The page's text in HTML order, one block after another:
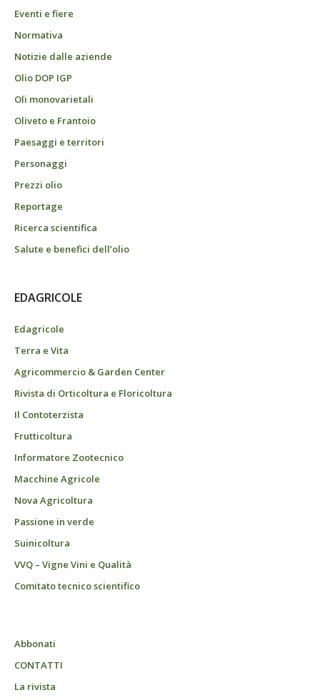
Eventi e fiere
Normativa
Notizie dalle aziende
Olio DOP IGP
Oli monovarietali
Oliveto e Frantoio
Paesaggi e territori
Personaggi
Prezzi olio
Reportage
Ricerca scientifica
Salute e benefici dell’olio
EDAGRICOLE
Edagricole
Terra e Vita
Agricommercio & Garden Center
Rivista di Orticoltura e Floricoltura
Il Contoterzista
Frutticoltura
Informatore Zootecnico
Macchine Agricole
Nova Agricoltura
Passione in verde
Suinicoltura
VVQ – Vigne Vini e Qualità
Comitato tecnico scientifico
Abbonati
CONTATTI
La rivista